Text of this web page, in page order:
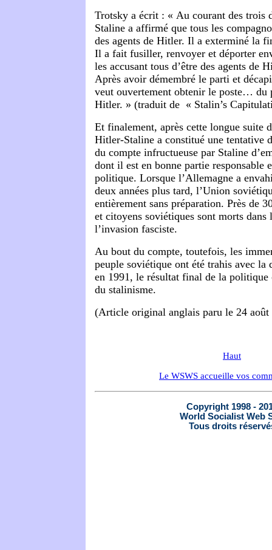
Trotsky a écrit : « Au courant des trois
Staline a affirmé que tous les
des agents de Hitler. Il a exterminé la
Il a fait fusiller, renvoyer et déporter
les accusant tous d’être des agents de
Après avoir démembré le parti et
veut ouvertement obtenir le poste… du
Hitler. » (traduit de « Stalin’s
Et finalement, après cette longue suite
Hitler-Staline a constitué une tentative
du compte infructueuse par Staline
dont il est en bonne partie responsable
politique. Lorsque l’Allemagne a
deux années plus tard, l’Union
entièrement sans préparation. Près de
et citoyens soviétiques sont morts dans
l’invasion fasciste.
Au bout du compte, toutefois, les
peuple soviétique ont été trahis avec la
en 1991, le résultat final de la
du stalinisme.
(Article original anglais paru le 24 août
Haut
Le WSWS accueille vos
Copyright 1998 -
World Socialist Web
Tous droits